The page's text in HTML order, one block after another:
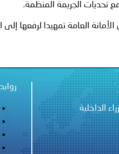
تحديات الجريمة المنظمة.
العامة تمهيدا لرفعها إلى
الداخلية